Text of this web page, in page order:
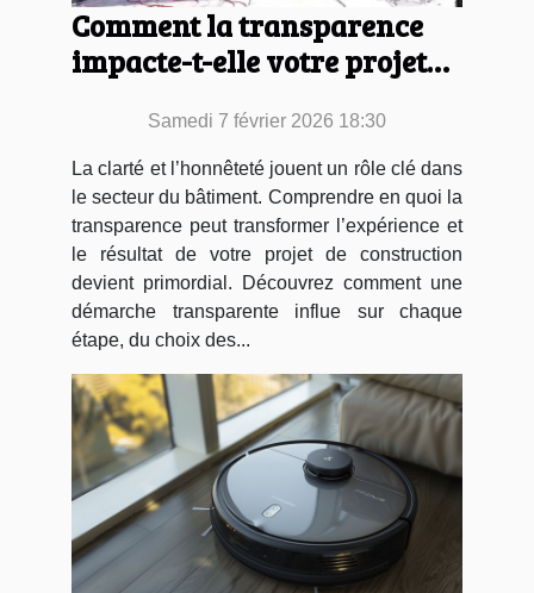
Comment la transparence
impacte-t-elle votre projet
Samedi 7 février 2026 18:30
La clarté et l’honnêteté jouent un rôle clé dans
le secteur du bâtiment. Comprendre en quoi la
transparence peut transformer l’expérience et
le résultat de votre projet de construction
devient primordial. Découvrez comment une
démarche transparente influe sur chaque
étape, du choix des...